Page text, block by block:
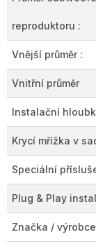
reproduktoru :
Vnější průměr :
Vnitřní průměr
Instalační
Krycí mřížka v
Speciální
Plug & Play
Značka /